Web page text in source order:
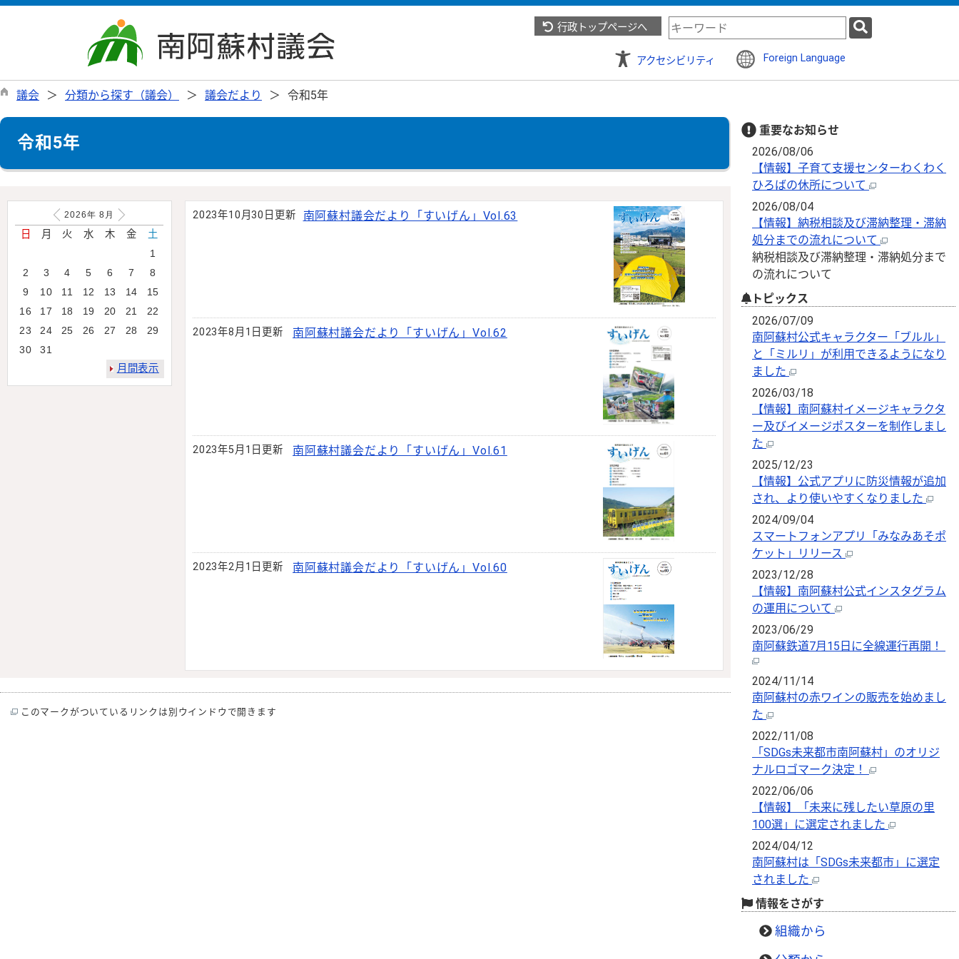
行政トップページへ
検
索
キ
ド
アクセシビリティ Foreign Language
議会 分類から探す（議会） 議会だより 令和5年
令和5年
2023年10月30日更新 南阿蘇村議会だより「すいげん」Vol.63
2023年8月1日更新 南阿蘇村議会だより「すいげん」Vol.62
2023年5月1日更新 南阿蘇村議会だより「すいげん」Vol.61
2023年2月1日更新 南阿蘇村議会だより「すいげん」Vol.60
2026年 8 月
日 月 火 水 木 金 土
1
2
3 4 5 6 7
8
9
10 11 12 13 14
15
16
17 18 19 20 21
22
23
24 25 26 27 28
29
30
31
月間表示
このマークがついているリンクは別ウインドウで開きます
重要なお知らせ
2026/08/06
【情報】子育て支援センターわくわく
ひろばの休所について
2026/08/04
【情報】納税相談及び滞納整理・滞納
処分までの流れについて
納税相談及び滞納整理・滞納処分まで
の流れについて
トピックス
2026/07/09
南阿蘇村公式キャラクター「ブルル」
と「ミルリ」が利用できるようになり
ました
2026/03/18
【情報】南阿蘇村イメージキャラクタ
ー及びイメージポスターを制作しまし
た
2025/12/23
【情報】公式アプリに防災情報が追加
され、より使いやすくなりました
2024/09/04
スマートフォンアプリ「みなみあそポ
ケット」リリース
2023/12/28
【情報】南阿蘇村公式インスタグラム
の運用について
2023/06/29
南阿蘇鉄道7月15日に全線運行再開！
2024/11/14
南阿蘇村の赤ワインの販売を始めまし
た
2022/11/08
「SDGs未来都市南阿蘇村」のオリジ
ナルロゴマーク決定！
2022/06/06
【情報】「未来に残したい草原の里
100選」に選定されました
2024/04/12
南阿蘇村は「SDGs未来都市」に選定
されました
情報をさがす
組織から